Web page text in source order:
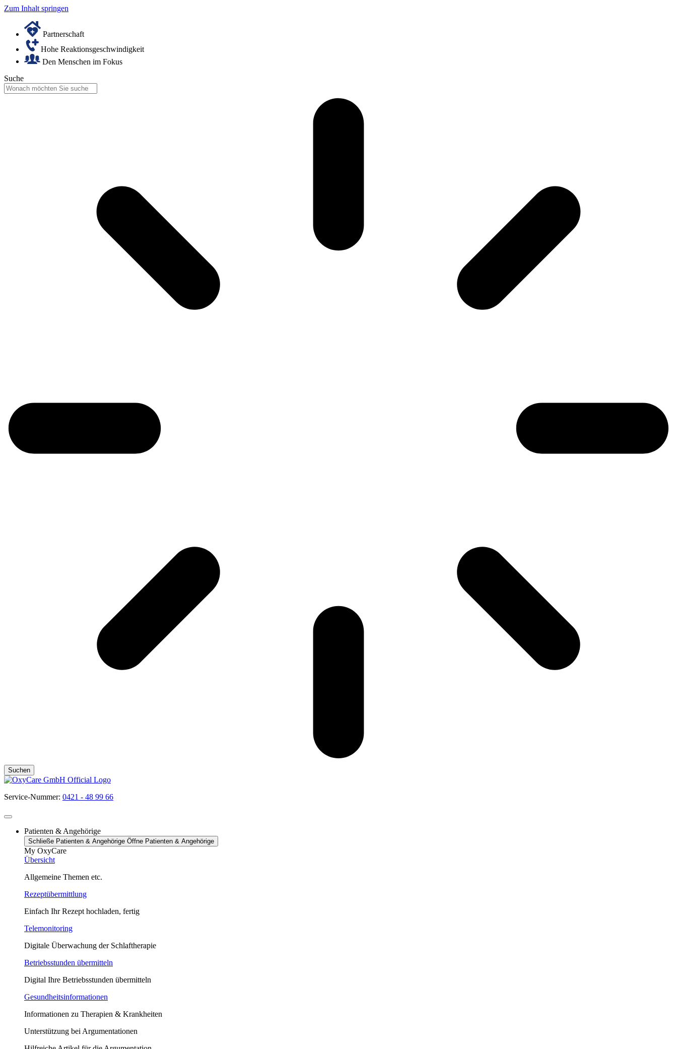
Zum Inhalt springen
Partnerschaft
Hohe Reaktionsgeschwindigkeit
Den Menschen im Fokus
Suche
Suchen
Service-Nummer: 0421 - 48 99 66
Patienten & Angehörige
Schließe Patienten & Angehörige Öffne Patienten & Angehörige
My OxyCare
Übersicht
Allgemeine Themen etc.
Rezeptübermittlung
Einfach Ihr Rezept hochladen, fertig
Telemonitoring
Digitale Überwachung der Schlaftherapie
Betriebsstunden übermitteln
Digital Ihre Betriebsstunden übermitteln
Gesundheitsinformationen
Informationen zu Therapien & Krankheiten
Unterstützung bei Argumentationen